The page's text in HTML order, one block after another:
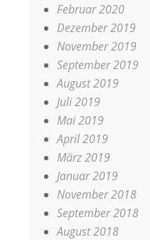
Februar 2020
Dezember 2019
November 2019
September 2019
August 2019
Juli 2019
Mai 2019
April 2019
März 2019
Januar 2019
November 2018
September 2018
August 2018